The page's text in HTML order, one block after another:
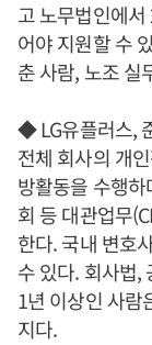
고 노무법인에
어야 지원할 수
춘 사람, 노조 실
◆ LG유플러스,
전체 회사의 개
방활동을 수행하
회 등 대관업무
한다. 국내 변호
수 있다. 회사법,
1년 이상인 사람
지다.